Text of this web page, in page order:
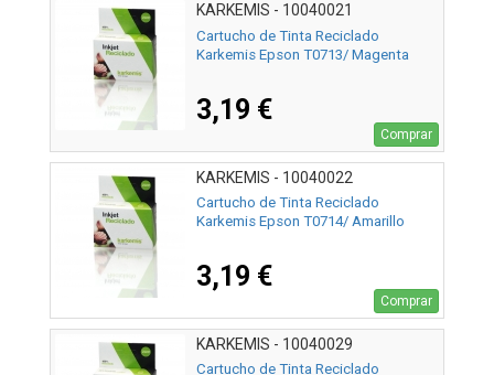
KARKEMIS - 10040021
Cartucho de Tinta Reciclado
Karkemis Epson T0713/ Magenta
3,19 €
Comprar
KARKEMIS - 10040022
Cartucho de Tinta Reciclado
Karkemis Epson T0714/ Amarillo
3,19 €
Comprar
KARKEMIS - 10040029
Cartucho de Tinta Reciclado